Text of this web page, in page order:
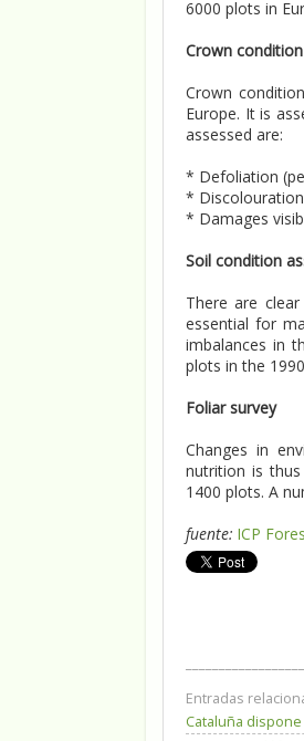
6000 plots in
Crown
Crown
Europe. It is
assessed are:
* Defoliation
* Discolouration
* Damages
Soil condition
There are
essential for
imbalances in
plots in the
Foliar survey
Changes in
nutrition is
1400 plots. A
fuente: ICP
Entradas
Cataluña